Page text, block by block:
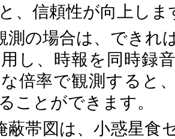
、信頼性が向上しま
測の場合は、できれ
し、時報を同時録
倍率で観測すると
ことができます。
蔽帯図は、小惑星食